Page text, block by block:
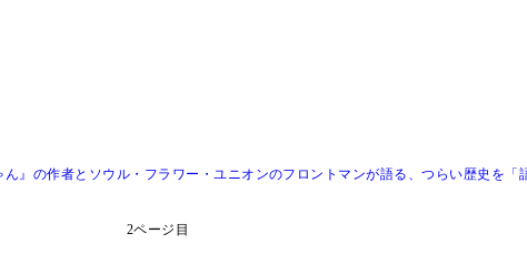
』の作者とソウル・フラワー・ユニオンのフロントマンが語る、つらい歴史を
2ページ目